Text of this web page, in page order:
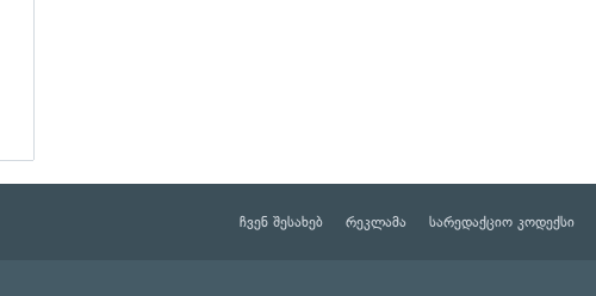
ჩვენ შესახებ რეკლამა სარედაქციო კოდექსი